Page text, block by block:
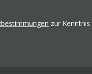
zur Kenntnis